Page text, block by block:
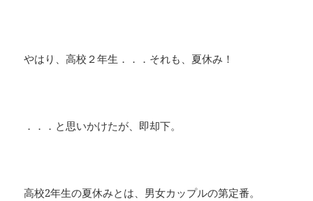
やはり、高校２年生．．．それも、夏休み！
．．．と思いかけたが、即却下。
高校2年生の夏休みとは、男女カップルの第定番。